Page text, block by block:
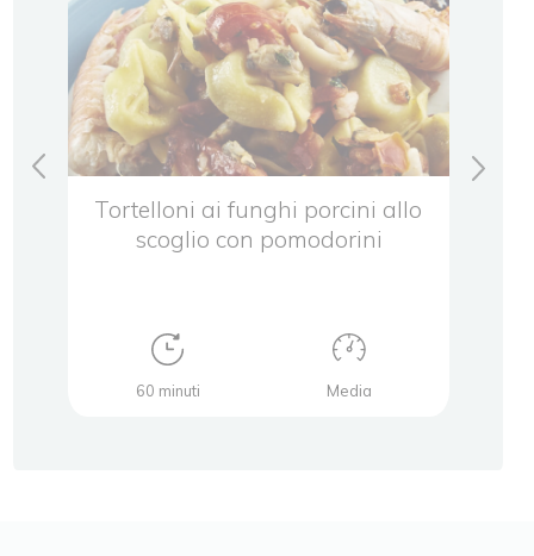
Tortelloni ai funghi porcini allo
scoglio con pomodorini
60 minuti Media